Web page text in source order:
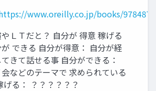
www.oreilly.co.jp/books/
ＬＴだと？ 自分が 得意 稼げる
できる 自分が得意： 自分が経
きて話せる事 自分ができる：
会などのテーマで 求められている
げる： ？？？？？？